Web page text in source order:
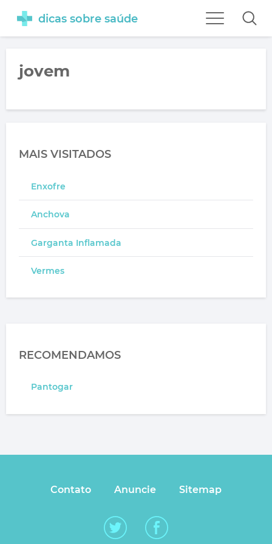
dicas sobre saúde
jovem
MAIS VISITADOS
Enxofre
Anchova
Garganta Inflamada
Vermes
RECOMENDAMOS
Pantogar
Contato Anuncie Sitemap